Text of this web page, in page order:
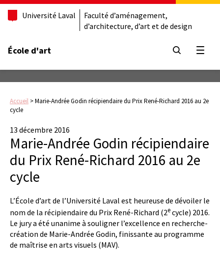
Université Laval
Faculté d’aménagement,
d’architecture, d’art et de design
École d'art
Accueil >Marie-Andrée Godin récipiendaire du Prix René-Richard 2016 au 2e
cycle
13 décembre 2016
Marie-Andrée Godin récipiendaire
du Prix René-Richard 2016 au 2e
cycle
L’École d’art de l’Université Laval est heureuse de dévoiler le
nom de la récipiendaire du Prix René-Richard (2ecycle) 2016.
Le jury a été unanime à souligner l’excellence en recherche-
création de Marie-Andrée Godin, finissante au programme
de maîtrise en arts visuels (MAV).